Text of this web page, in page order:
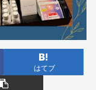
はてブ